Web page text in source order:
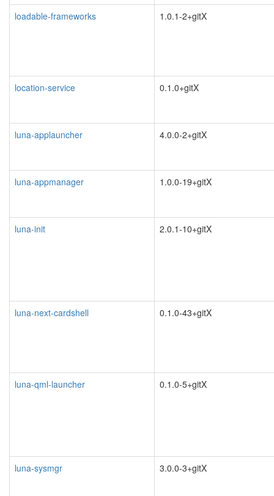
loadable-frameworks 1.0.1-2+gitX
location-service 0.1.0+gitX
luna-applauncher 4.0.0-2+gitX
luna-appmanager 1.0.0-19+gitX
luna-init 2.0.1-10+gitX
luna-next-cardshell 0.1.0-43+gitX
luna-qml-launcher 0.1.0-5+gitX
luna-sysmgr 3.0.0-3+gitX